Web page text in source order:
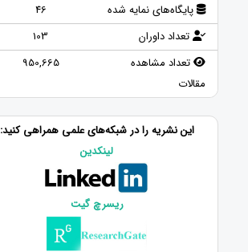
پایگاه‌های نمایه شده
46
تعداد داوران
103
تعداد مشاهده
مقالات
950,665
این نشریه را در شبکه‌های علمی همراهی کنید:
لینکدین
ریسرچ گیت